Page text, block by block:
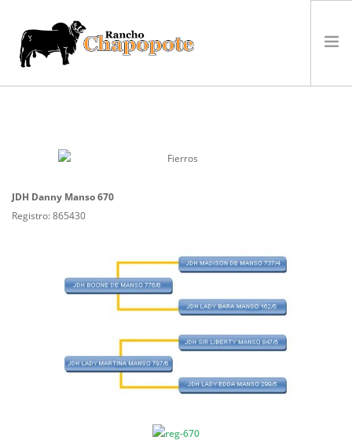
EL RANCHO
NOTICIAS
BÚSQUEDA EN EL SITIO
JDH Danny Manso 670
Registro: 865430